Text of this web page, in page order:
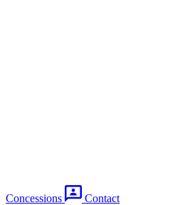
Concessions
Contact